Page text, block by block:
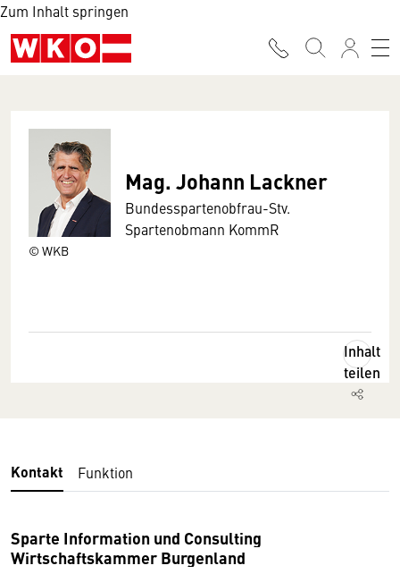
Zum Inhalt springen
© WKB
Mag. Johann Lackner
Bundesspartenobfrau-Stv.
Spartenobmann KommR
Inhalt
teilen
Kontakt Funktion
Sparte Information und Consulting
Wirtschaftskammer Burgenland